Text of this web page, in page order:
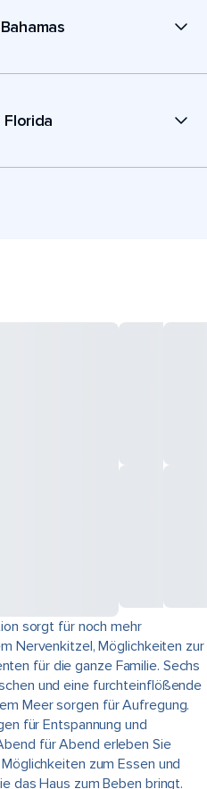
Florida
sorgt für noch mehr
Nervenkitzel, Möglichkeiten zur
für die ganze Familie. Sechs
und eine furchteinflößende
Meer sorgen für Aufregung.
für Entspannung und
für Abend erleben Sie
zum Essen und
das Haus zum Beben bringt.